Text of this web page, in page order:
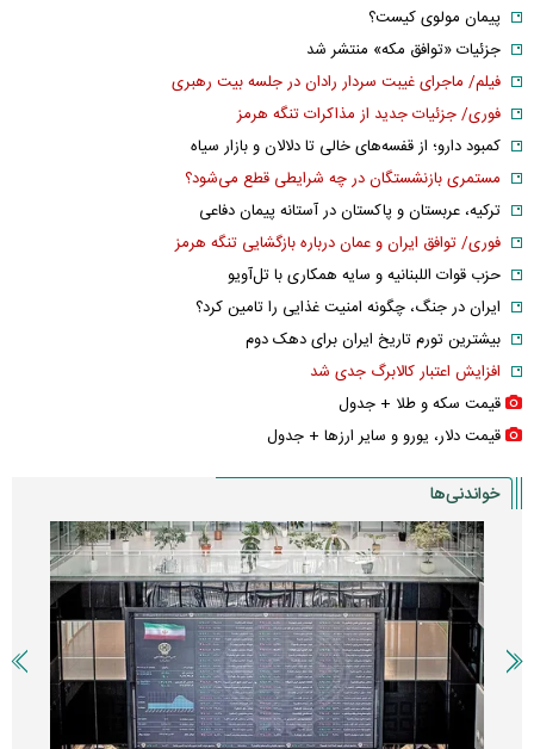
پیمان مولوی کیست؟
جزئیات «توافق مکه» منتشر شد
فیلم/ ماجرای غیبت سردار رادان در جلسه بیت رهبری
فوری/ جزئیات جدید از مذاکرات تنگه هرمز
کمبود دارو؛ از قفسه‌های خالی تا دلالان و بازار سیاه
مستمری بازنشستگان در چه شرایطی قطع می‌شود؟
ترکیه، عربستان و پاکستان در آستانه پیمان دفاعی
فوری/ توافق ایران و عمان درباره بازگشایی تنگه هرمز
حزب قوات اللبنانیه و سایه همکاری با تل‌آویو
ایران در جنگ، چگونه امنیت غذایی را تامین کرد؟
بیشترین تورم تاریخ ایران برای دهک دوم
افزایش اعتبار کالابرگ جدی شد
قیمت سکه و طلا + جدول
قیمت دلار، یورو و سایر ارز‌ها + جدول
خواندنی‌ها